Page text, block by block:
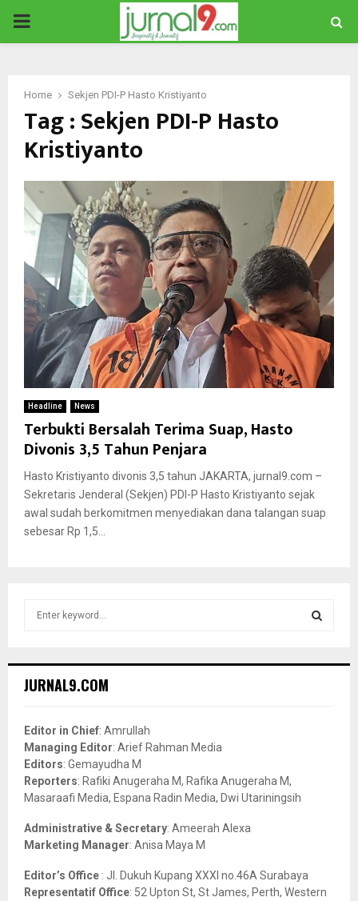
PRIMARY
Home Sekjen PDI-P Hasto Kristiyanto
Tag : Sekjen PDI-P Hasto
Kristiyanto
Headline News
Terbukti Bersalah Terima Suap, Hasto
Divonis 3,5 Tahun Penjara
Hasto Kristiyanto divonis 3,5 tahun JAKARTA, jurnal9.com –
Sekretaris Jenderal (Sekjen) PDI-P Hasto Kristiyanto sejak
awal sudah berkomitmen menyediakan dana talangan suap
sebesar Rp 1,5...
h
o
r
:
JURNAL9.COM
Editor in Chief: Amrullah
Managing Editor: Arief Rahman Media
Editors: Gemayudha M
Reporters: Rafiki Anugeraha M, Rafika Anugeraha M,
Masaraafi Media, Espana Radin Media, Dwi Utariningsih
Administrative & Secretary: Ameerah Alexa
Marketing Manager: Anisa Maya M
Editor’s Office : Jl. Dukuh Kupang XXXI no.46A Surabaya
Representatif Office: 52 Upton St, St James, Perth, Western